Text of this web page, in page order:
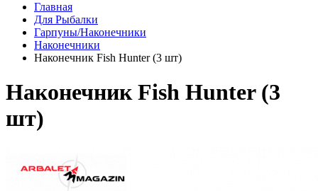
Главная
Для Рыбалки
Гарпуны/Наконечники
Наконечники
Наконечник Fish Hunter (3 шт)
Наконечник Fish Hunter (3
шт)